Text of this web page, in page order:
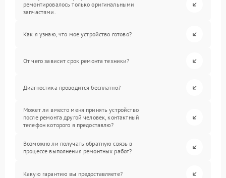
ремонтировалось только оригинальными
запчастями.
Как я узнаю, что мое устройство готово?
От чего зависит срок ремонта техники?
Диагностика проводится бесплатно?
Может ли вместо меня принять устройство
после ремонта другой человек, контактный
телефон которого я предоставлю?
Возможно ли получать обратную связь в
процессе выполнения ремонтных работ?
Какую гарантию вы предоставляете?